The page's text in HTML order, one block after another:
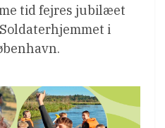
tid fejres jubilæet
i